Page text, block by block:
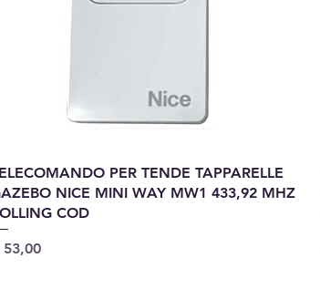
PER TENDE TAPPARELLE
NICE MINI WAY MW1 433,92 MHZ
COD